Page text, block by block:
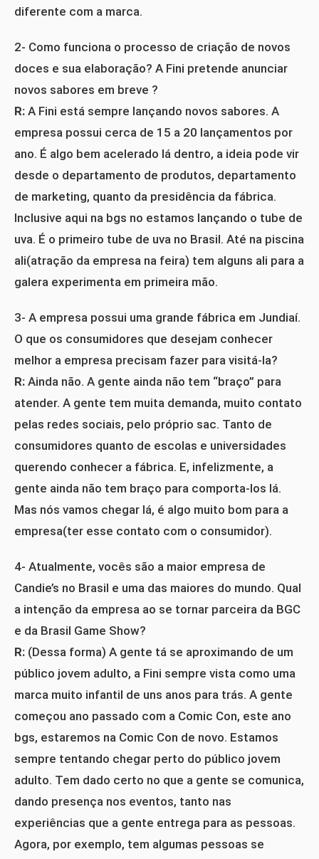
diferente com a marca.
2- Como funciona o processo de criação de novos
doces e sua elaboração? A Fini pretende anunciar
novos sabores em breve ?
R: A Fini está sempre lançando novos sabores. A
empresa possui cerca de 15 a 20 lançamentos por
ano. É algo bem acelerado lá dentro, a ideia pode vir
desde o departamento de produtos, departamento
de marketing, quanto da presidência da fábrica.
Inclusive aqui na bgs no estamos lançando o tube de
uva. É o primeiro tube de uva no Brasil. Até na piscina
ali(atração da empresa na feira) tem alguns ali para a
galera experimenta em primeira mão.
3- A empresa possui uma grande fábrica em Jundiaí.
O que os consumidores que desejam conhecer
melhor a empresa precisam fazer para visitá-la?
R: Ainda não. A gente ainda não tem “braço” para
atender. A gente tem muita demanda, muito contato
pelas redes sociais, pelo próprio sac. Tanto de
consumidores quanto de escolas e universidades
querendo conhecer a fábrica. E, infelizmente, a
gente ainda não tem braço para comporta-los lá.
Mas nós vamos chegar lá, é algo muito bom para a
empresa(ter esse contato com o consumidor).
4- Atualmente, vocês são a maior empresa de
Candie’s no Brasil e uma das maiores do mundo. Qual
a intenção da empresa ao se tornar parceira da BGC
e da Brasil Game Show?
R: (Dessa forma) A gente tá se aproximando de um
público jovem adulto, a Fini sempre vista como uma
marca muito infantil de uns anos para trás. A gente
começou ano passado com a Comic Con, este ano
bgs, estaremos na Comic Con de novo. Estamos
sempre tentando chegar perto do público jovem
adulto. Tem dado certo no que a gente se comunica,
dando presença nos eventos, tanto nas
experiências que a gente entrega para as pessoas.
Agora, por exemplo, tem algumas pessoas se